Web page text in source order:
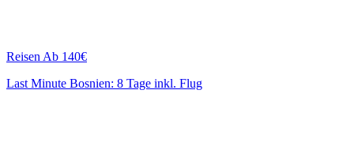
Reisen Ab 140€
Last Minute Bosnien: 8 Tage inkl. Flug